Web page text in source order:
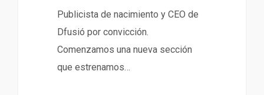
Publicista de nacimiento y CEO de
Dfusió por convicción.
Comenzamos una nueva sección
que estrenamos…